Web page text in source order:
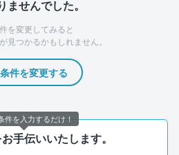
ませんでした。
を変更してみると
見つかるかもしれません。
件を変更する
手伝いいたします。
件を入力するだけ！